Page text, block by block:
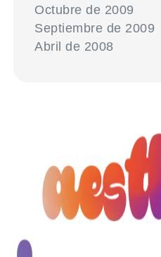
Octubre de 2009
Septiembre de 2009
Abril de 2008